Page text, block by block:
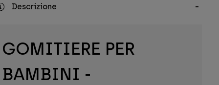
Descrizione
GOMITIERE PER
BAMBINI -